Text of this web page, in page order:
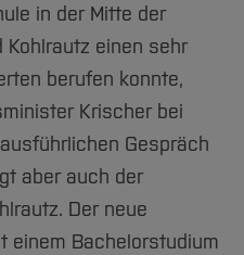
in der Mitte der
Kohlrautz einen sehr
berufen konnte,
Krischer bei
Gespräch
aber auch der
Der neue
einem Bachelorstudium